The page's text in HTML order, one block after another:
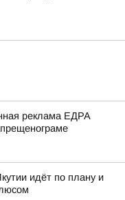
реклама ЕДРА
идёт по плану и